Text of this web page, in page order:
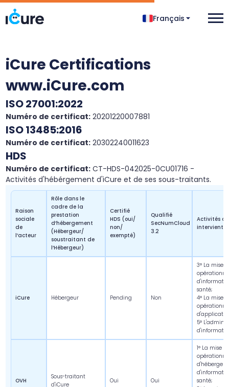
Français
iCure Certifications
www.iCure.com
ISO 27001:2022
Numéro de certificat: 20201220007881
ISO 13485:2016
Numéro de certificat: 20302240011623
HDS
Numéro de certificat: CT-HDS-042025-0CU01716 -
Activités d'hébérgement d'iCure et de ses sous-traitants.
Raison
sociale
de
l’acteur
Rôle dans le
cadre de la
prestation
d’hébergement
(Hébergeur/
soustraitant de
l’Hébergeur)
Certifié
HDS (oui/
non/
exempté)
Qualifié
SecNumCloud
3.2
Activités
intervient
iCure Hébergeur Pending Non
3° La mise
santé;
4° La mise
5°
OVH
Sous-traitant
d'iCure
Oui Oui
1° La mise
d'héberger
santé;